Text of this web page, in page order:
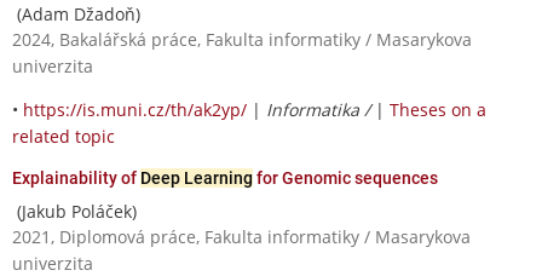
(Adam Džadoň)
2024, Bakalářská práce, Fakulta informatiky / Masarykova
univerzita
• https://is.muni.cz/th/ak2yp/ | Informatika / | Theses on a
related topic
Explainability of Deep Learning for Genomic sequences
(Jakub Poláček)
2021, Diplomová práce, Fakulta informatiky / Masarykova
univerzita